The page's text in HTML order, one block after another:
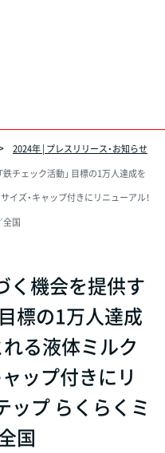
2024年 | プレスリリース・お知らせ
チェック活動」 目標の1万人達成を
イズ・キャップ付きにリニューアル！
全国
く機会を提供す
標の1万人達成
れる液体ミルク
ップ付きにリ
ップ らくらくミ
国